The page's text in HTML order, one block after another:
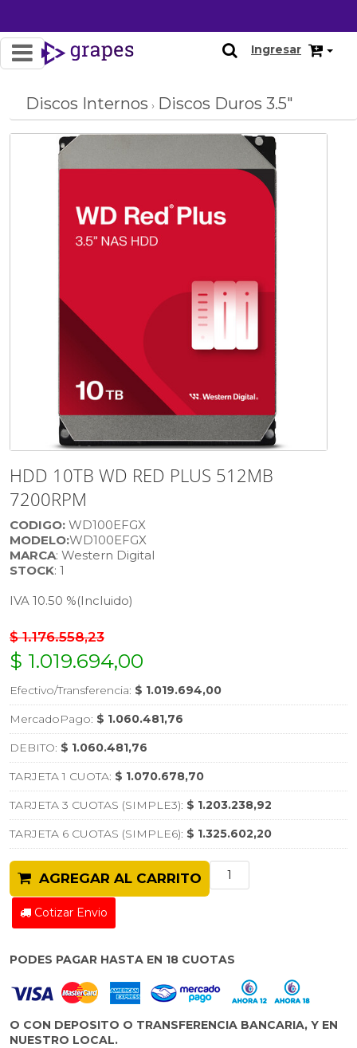
Ingresar
Discos Internos › Discos Duros 3.5"
HDD 10TB WD RED PLUS 512MB
7200RPM
CODIGO: WD100EFGX
MODELO:WD100EFGX
MARCA: Western Digital
STOCK: 1
IVA 10.50 %(Incluido)
$ 1.176.558,23
$ 1.019.694,00
Efectivo/Transferencia: $ 1.019.694,00
MercadoPago: $ 1.060.481,76
DEBITO: $ 1.060.481,76
TARJETA 1 CUOTA: $ 1.070.678,70
TARJETA 3 CUOTAS (SIMPLE3): $ 1.203.238,92
TARJETA 6 CUOTAS (SIMPLE6): $ 1.325.602,20
AGREGAR AL CARRITO
Cotizar Envio
PODES PAGAR HASTA EN 18 CUOTAS
O CON DEPOSITO O TRANSFERENCIA BANCARIA, Y EN
NUESTRO LOCAL.